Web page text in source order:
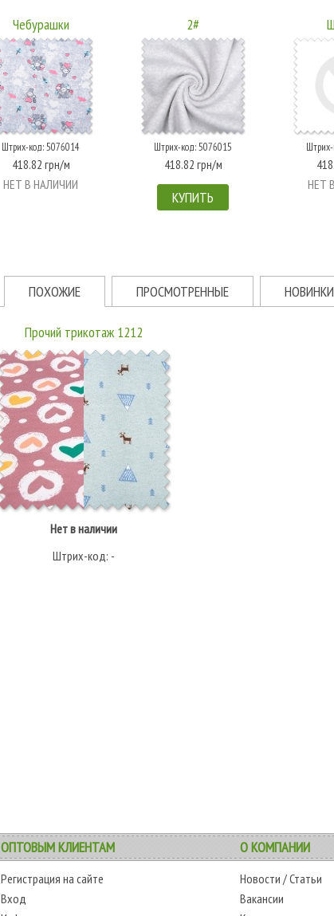
Чебурашки
Штрих-код: 5076014
418.82 грн/м
НЕТ В НАЛИЧИИ
2#
Штрих-код: 5076015
418.82 грн/м
КУПИТЬ
НЕТ
ПОХОЖИЕ ПРОСМОТРЕННЫЕ НОВИНКИ
Прочий трикотаж 1212
Нет в наличии
Штрих-код: -
ОПТОВЫМ КЛИЕНТАМ О КОМПАНИИ
Регистрация на сайте
Вход
Новости /Статьи
Вакансии